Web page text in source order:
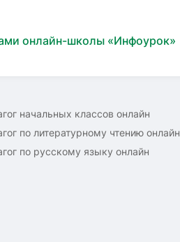
онлайн-школы «Инфоурок»
начальных классов онлайн
по литературному чтению онлайн
по русскому языку онлайн